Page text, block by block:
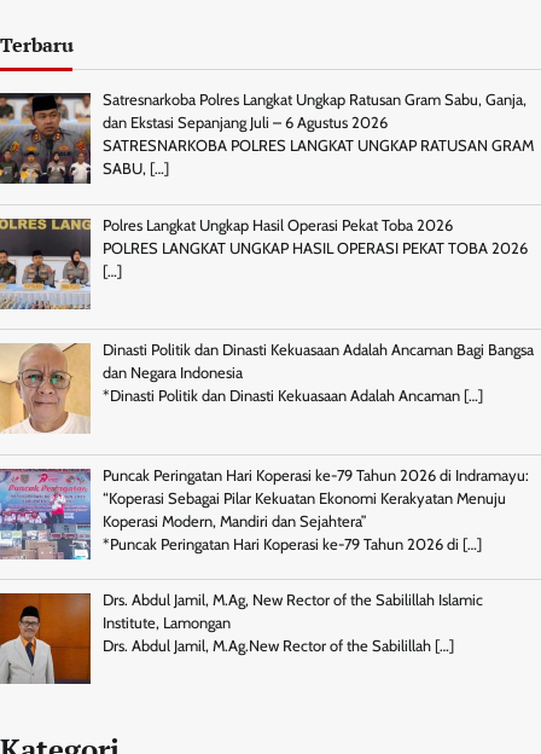
Terbaru
Satresnarkoba Polres Langkat Ungkap Ratusan Gram Sabu, Ganja,
dan Ekstasi Sepanjang Juli – 6 Agustus 2026
SATRESNARKOBA POLRES LANGKAT UNGKAP RATUSAN GRAM
SABU, […]
Polres Langkat Ungkap Hasil Operasi Pekat Toba 2026
POLRES LANGKAT UNGKAP HASIL OPERASI PEKAT TOBA 2026
[…]
Dinasti Politik dan Dinasti Kekuasaan Adalah Ancaman Bagi Bangsa
dan Negara Indonesia
*Dinasti Politik dan Dinasti Kekuasaan Adalah Ancaman […]
Puncak Peringatan Hari Koperasi ke-79 Tahun 2026 di Indramayu:
“Koperasi Sebagai Pilar Kekuatan Ekonomi Kerakyatan Menuju
Koperasi Modern, Mandiri dan Sejahtera”
*Puncak Peringatan Hari Koperasi ke-79 Tahun 2026 di […]
Drs. Abdul Jamil, M.Ag, New Rector of the Sabilillah Islamic
Institute, Lamongan
Drs. Abdul Jamil, M.Ag.New Rector of the Sabilillah […]